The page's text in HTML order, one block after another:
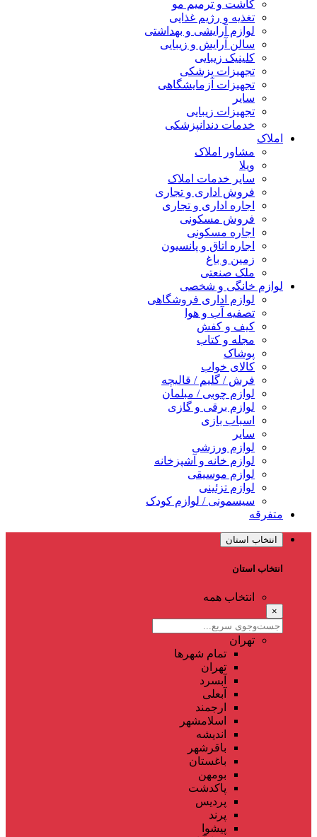
کاشت و ترمیم مو
تغذیه و رژیم غذایی
لوازم آرایشی و بهداشتی
سالن آرایش و زیبایی
کلینیک زیبایی
تجهیزات پزشکی
تجهیزات آزمایشگاهی
سایر
تجهیزات زیبایی
خدمات دندانپزشکی
املاک
مشاور املاک
ویلا
سایر خدمات املاک
فروش اداری و تجاری
اجاره اداری و تجاری
فروش مسکونی
اجاره مسکونی
اجاره اتاق و پانسیون
زمین و باغ
ملک صنعتی
لوازم خانگی و شخصی
لوازم اداری فروشگاهی
تصفیه آب و هوا
کیف و کفش
مجله و کتاب
پوشاک
کالای خواب
فرش / گلیم / قالیچه
لوازم چوبی / مبلمان
لوازم برقی و گازی
اسباب بازی
سایر
لوازم ورزشی
لوازم خانه و آشپزخانه
لوازم موسیقی
لوازم تزئینی
سیسمونی / لوازم کودک
متفرقه
انتخاب استان
انتخاب استان
انتخاب همه
×
تهران
تمام شهر‌ها
تهران
آبسرد
آبعلی
ارجمند
اسلامشهر
اندیشه
باقرشهر
باغستان
بومهن
پاکدشت
پردیس
پرند
پیشوا